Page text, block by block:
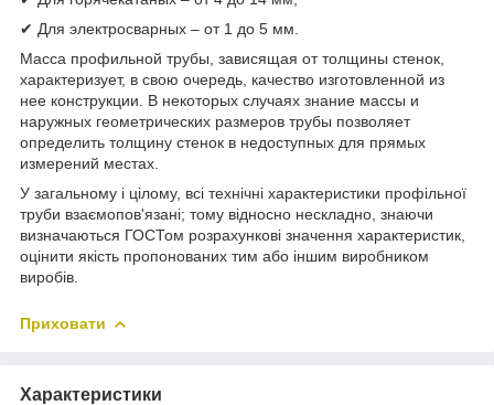
✔ Для электросварных – от 1 до 5 мм.
Масса профильной трубы, зависящая от толщины стенок,
характеризует, в свою очередь, качество изготовленной из
нее конструкции. В некоторых случаях знание массы и
наружных геометрических размеров трубы позволяет
определить толщину стенок в недоступных для прямых
измерений местах.
У загальному і цілому, всі технічні характеристики профільної
труби взаємопов'язані; тому відносно нескладно, знаючи
визначаються ГОСТом розрахункові значення характеристик,
оцінити якість пропонованих тим або іншим виробником
виробів.
Приховати
Характеристики